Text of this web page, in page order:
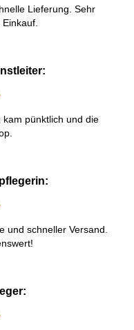
Lieferung. Sehr
pünktlich und die
und schneller Versand.